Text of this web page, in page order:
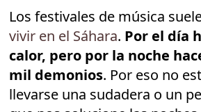
Los festivales de música
vivir en el Sáhara. Por el día
calor, pero por la noche
mil demonios. Por eso no
llevarse una sudadera o un